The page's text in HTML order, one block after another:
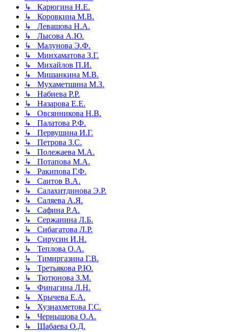
↳ Карюгина Н.Е.
↳ Коровкина М.В.
↳ Левашова Н.А.
↳ Лысова А.Ю.
↳ Малунова Э.Ф.
↳ Минхаматова З.Г.
↳ Михайлов П.И.
↳ Мишанкина М.В.
↳ Мухаметшина М.З.
↳ Набиева Р.Р.
↳ Назарова Е.Е.
↳ Овсянникова Н.В.
↳ Палатова Р.Ф.
↳ Первушина И.Г.
↳ Петрова З.С.
↳ Полежаева М.А.
↳ Потапова М.А.
↳ Ракипова Г.Ф.
↳ Саитов В.А.
↳ Салахитдинова Э.Р.
↳ Саляева А.Я.
↳ Сафина Р.А.
↳ Сержанина Л.Б.
↳ Сибагатова Л.Р.
↳ Сирусин И.Н.
↳ Теплова О.А.
↳ Тимиргазина Г.В.
↳ Третьякова Р.Ю.
↳ Тютюнова З.М.
↳ Финагина Л.Н.
↳ Хрычева Е.А.
↳ Хузиахметова Г.С.
↳ Чернышова О.А.
↳ Шабаева О.Д.